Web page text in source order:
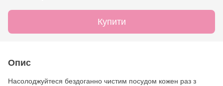
Купити
Опис
Насолоджуйтеся бездоганно чистим посудом кожен раз з